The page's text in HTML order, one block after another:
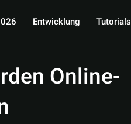
Entwicklung Tutorials
Online-